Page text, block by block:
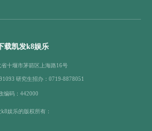
载凯发k8娱乐
十堰市茅箭区上海路16号
研究生招办：0719-8878051
编码：442000
娱乐的版权所有：